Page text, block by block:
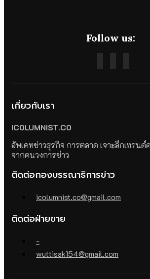
Follow us:
เกี่ยวกับเรา
ICOLUMNIST.CO
อัพเดทข่าวธุรกิจ การตลาด เจาะลึกเทรนด์
จากคนวงการข่าว
ติดต่อกองบรรณาธิการข่าว
icolumnist.co@gmail.com
ติดต่อฝ่ายขาย
-
wuttisak154@gmail.com